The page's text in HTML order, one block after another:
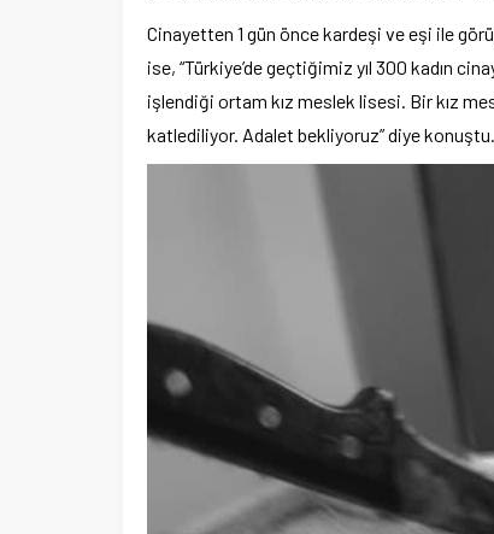
Cinayetten 1 gün önce kardeşi ve eşi ile
ise, “Türkiye’de geçtiğimiz yıl 300 kadın
işlendiği ortam kız meslek lisesi. Bir kız
katlediliyor. Adalet bekliyoruz” diye konuştu.